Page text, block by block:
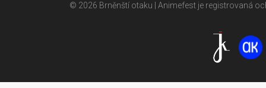
© 2026 Brněnští otaku | Animefest je registrovaná